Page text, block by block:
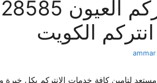
الكويت
ammar
مستعد لتامين كافة خدمات الانتركم بكل